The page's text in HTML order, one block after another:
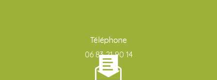
Téléphone
06 83 21 90 14